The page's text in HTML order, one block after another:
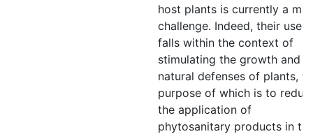
host plants is currently a
challenge. Indeed, their use
falls within the context of
stimulating the growth and
natural defenses of plants,
purpose of which is to
the application of
phytosanitary products in